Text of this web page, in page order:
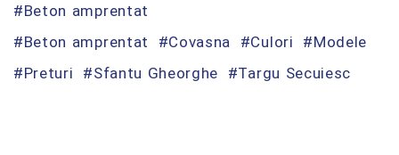
Beton amprentat
Beton amprentat
Covasna Culori
Modele
Preturi
Sfantu Gheorghe Targu Secuiesc